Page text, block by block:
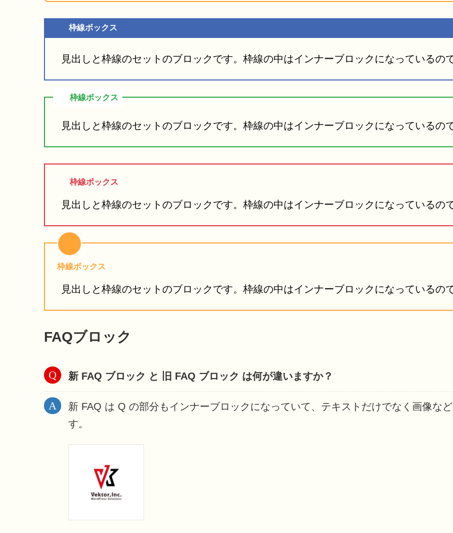
枠線ボックス
見出しと枠線のセットのブロックです。枠線の中はインナーブロックになっているの
枠線ボックス
見出しと枠線のセットのブロックです。枠線の中はインナーブロックになっているの
枠線ボックス
見出しと枠線のセットのブロックです。枠線の中はインナーブロックになっているの
枠線ボックス
見出しと枠線のセットのブロックです。枠線の中はインナーブロックになっているの
FAQブロック
新 FAQ ブロック と 旧 FAQ ブロック は何が違いますか？
新 FAQ は Q の部分もインナーブロックになっていて、テキストだけでなく画像な
す。